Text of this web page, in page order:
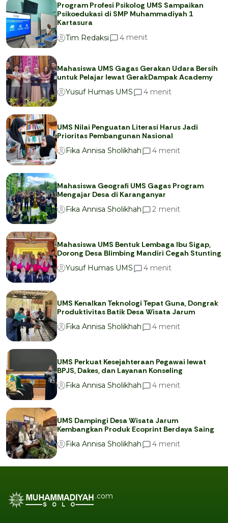
Program Profesi Psikolog UMS Sampaikan
Psikoedukasi di SMP Muhammadiyah 1
Kartasura
Tim Redaksi
4 menit
Mahasiswa UMS Gagas Gerakan Udara Bersih
untuk Pelajar lewat GerakDampak Academy
Yusuf Humas UMS
4 menit
UMS Nilai Penguatan Literasi Harus Jadi
Prioritas Pembangunan Nasional
Fika Annisa Sholikhah
4 menit
Mahasiswa Geografi UMS Gagas Program
Mengajar Desa di Karanganyar
Fika Annisa Sholikhah
2 menit
Mahasiswa UMS Bentuk Lembaga Ibu Sigap,
Dorong Desa Blimbing Mandiri Cegah Stunting
Yusuf Humas UMS
4 menit
UMS Kenalkan Teknologi Tepat Guna, Dongrak
Produktivitas Batik Desa Wisata Jarum
Fika Annisa Sholikhah
4 menit
UMS Perkuat Kesejahteraan Pegawai lewat
BPJS, Dakes, dan Layanan Konseling
Fika Annisa Sholikhah
4 menit
UMS Dampingi Desa Wisata Jarum
Kembangkan Produk Ecoprint Berdaya Saing
Fika Annisa Sholikhah
4 menit
.com